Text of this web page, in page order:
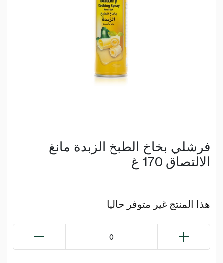
فرشلي بخاخ الطبخ الزبدة مانغ
الالتصاق 170 غ
هذا المنتج غير متوفر حاليا
0